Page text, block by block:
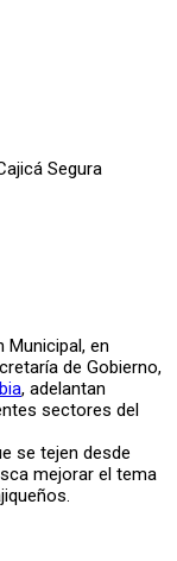
Segura
Municipal, en
de Gobierno,
, adelantan
sectores del
se tejen desde
mejorar el tema